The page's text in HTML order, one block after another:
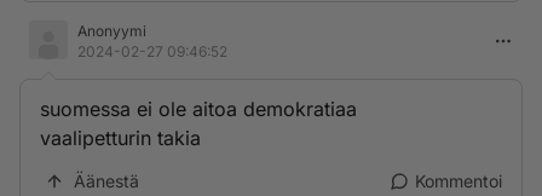
Anonyymi
2024-02-27 09:46:52
suomessa ei ole aitoa demokratiaa
vaalipetturin takia
Äänestä Kommentoi